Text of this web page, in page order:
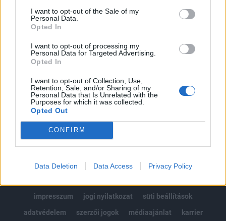
I want to opt-out of the Sale of my
Personal Data.
Opted In
I want to opt-out of processing my
Personal Data for Targeted Advertising.
Opted In
I want to opt-out of Collection, Use,
Retention, Sale, and/or Sharing of my
Personal Data that Is Unrelated with the
Purposes for which it was collected.
Opted Out
CONFIRM
Data Deletion Data Access Privacy Policy
Portfolio.hu teljes cikkarchívum
Kötéslisták: BÉT elmúlt 2 év napon belüli
MÁR ELŐFIZETŐNK VAGY?BEJELENTKEZÉS
impresszum
jogi nyilatkozat
süti beállítások
adatvédelem
szerzői jogok médiaajánlat karrier